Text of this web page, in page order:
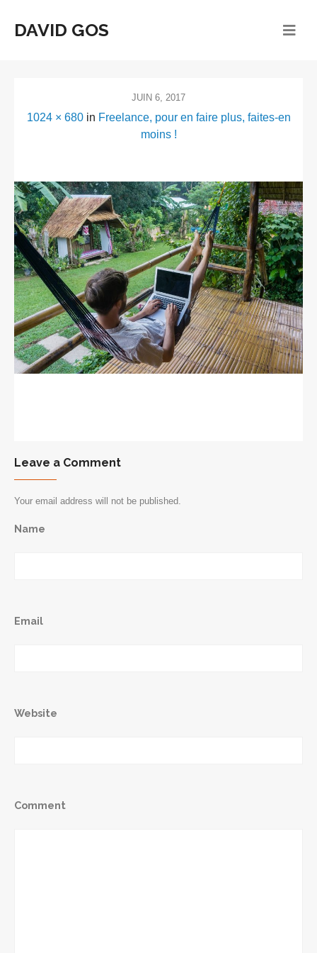
DAVID GOS
JUIN 6, 2017
1024 × 680in Freelance, pour en faire plus, faites-en
moins !
Leave a Comment
Your email address will not be published.
Name
Email
Website
Comment